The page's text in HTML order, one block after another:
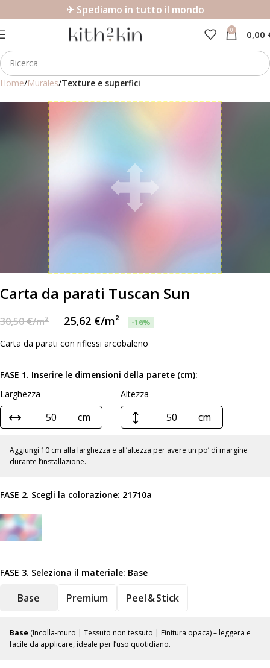
✈ Spediamo in tutto il mondo
0 0,00
Home Murales Texture e superfici
Carta da parati Tuscan Sun
30,50€/m² 25,62 €/m² -16%
Carta da parati con riflessi arcobaleno
FASE 1. Inserire le dimensioni della parete (cm):
Larghezza
cm
Altezza
cm
Aggiungi 10 cm alla larghezza e all’altezza per avere un po’ di margine
durante l’installazione.
FASE 2. Scegli la colorazione: 21710a
FASE 3. Seleziona il materiale: Base
Base Premium Peel & Stick
Base (Incolla-muro | Tessuto non tessuto | Finitura opaca) – leggera e
facile da applicare, ideale per l’uso quotidiano.